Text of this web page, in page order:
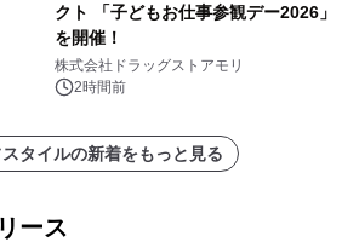
クト 「子どもお仕事参観デー2026」
を開催！
株式会社ドラッグストアモリ
2時間前
タイルの新着をもっと見る
ース